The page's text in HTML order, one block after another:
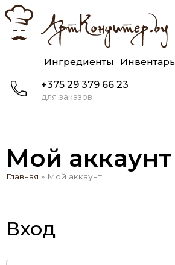
Ингредиенты Инвентарь
+375 29 379 66 23
для заказов
Мой аккаунт
Главная » Мой аккаунт
Вход